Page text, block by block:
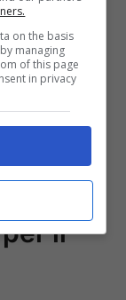
fine del
se ora lo
a donne
facilità
il
on the basis
managing
of this page
in privacy